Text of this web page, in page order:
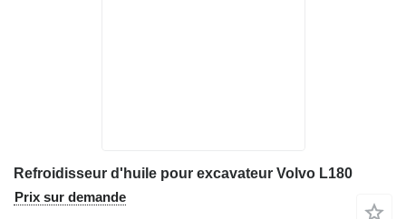
Refroidisseur d'huile pour excavateur Volvo L180
Prix sur demande